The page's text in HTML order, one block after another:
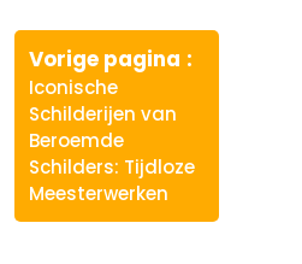
Berichtnavigatie
Vorige pagina
Iconische
Schilderijen van
Beroemde
Schilders: Tijdloze
Meesterwerken